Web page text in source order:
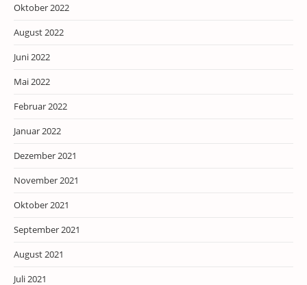
Oktober 2022
August 2022
Juni 2022
Mai 2022
Februar 2022
Januar 2022
Dezember 2021
November 2021
Oktober 2021
September 2021
August 2021
Juli 2021